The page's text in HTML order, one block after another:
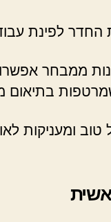
החדר לפינת
ממבחר
שמרטפות
ומעניקות